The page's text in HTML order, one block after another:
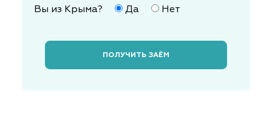
Вы из Крыма? Да Нет
ПОЛУЧИТЬ ЗАЁМ